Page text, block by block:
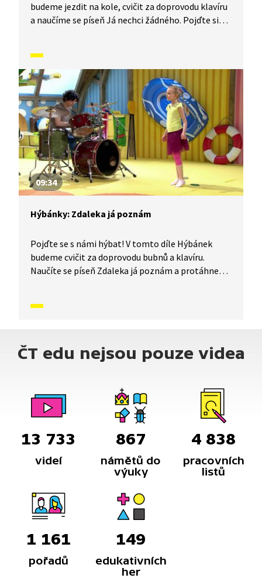
budeme jezdit na kole, cvičit za doprovodu klavíru
a naučíme se píseň Já nechci žádného. Pojďte si
09:34
Hýbánky: Zdaleka já poznám
Pojďte se s námi hýbat! V tomto díle Hýbánek
budeme cvičit za doprovodu bubnů a klavíru.
Naučíte se píseň Zdaleka já poznám a protáhnete
ČT edu nejsou pouze videa
13 733
videí
867
námětů do
výuky
4 838
pracovních
listů
1 161
pořadů
149
edukativních
her